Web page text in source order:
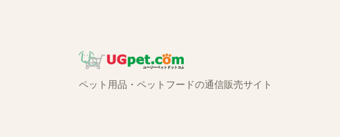
ペット用品・ペットフードの通信販売サイト